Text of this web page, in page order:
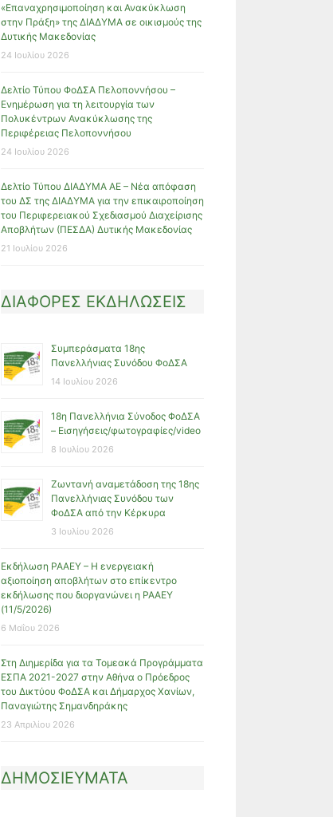
«Επαναχρησιμοποίηση και Ανακύκλωση
στην Πράξη» της ΔΙΑΔΥΜΑ σε οικισμούς της
Δυτικής Μακεδονίας
24 Ιουλίου 2026
Δελτίο Τύπου ΦοΔΣΑ Πελοποννήσου –
Ενημέρωση για τη λειτουργία των
Πολυκέντρων Ανακύκλωσης της
Περιφέρειας Πελοποννήσου
24 Ιουλίου 2026
Δελτίο Τύπου ΔΙΑΔΥΜΑ ΑΕ – Νέα απόφαση
του ΔΣ της ΔΙΑΔΥΜΑ για την επικαιροποίηση
του Περιφερειακού Σχεδιασμού Διαχείρισης
Αποβλήτων (ΠΕΣΔΑ) Δυτικής Μακεδονίας
21 Ιουλίου 2026
ΔΙΑΦΟΡΕΣ ΕΚΔΗΛΩΣΕΙΣ
Συμπεράσματα 18ης
Πανελλήνιας Συνόδου ΦοΔΣΑ
14 Ιουλίου 2026
18η Πανελλήνια Σύνοδος ΦοΔΣΑ
– Εισηγήσεις/φωτογραφίες/video
8 Ιουλίου 2026
Ζωντανή αναμετάδοση της 18ης
Πανελλήνιας Συνόδου των
ΦοΔΣΑ από την Κέρκυρα
3 Ιουλίου 2026
Εκδήλωση ΡΑΑΕΥ – Η ενεργειακή
αξιοποίηση αποβλήτων στο επίκεντρο
εκδήλωσης που διοργανώνει η ΡΑΑΕΥ
(11/5/2026)
6 Μαΐου 2026
Στη Διημερίδα για τα Τομεακά Προγράμματα
ΕΣΠΑ 2021-2027 στην Αθήνα ο Πρόεδρος
του Δικτύου ΦοΔΣΑ και Δήμαρχος Χανίων,
Παναγιώτης Σημανδηράκης
23 Απριλίου 2026
ΔΗΜΟΣΙΕΥΜΑΤΑ